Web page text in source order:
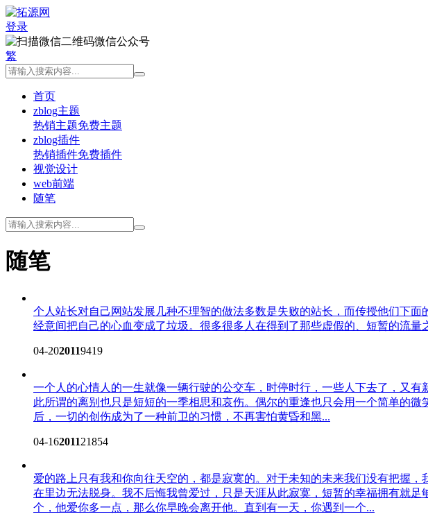
登录
微信公众号
繁
首页
zblog主题
热销主题免费主题
zblog插件
热销插件免费插件
视觉设计
web前端
随笔
随笔
个人站长对自己网站发展几种不理智的做法多数是失败的站长，而传授他们下
经意间把自己的心血变成了垃圾。很多很多人在得到了那些虚假的、短暂的流
04-2020119419
一个人的心情人的一生就像一辆行驶的公交车，时停时行，一些人下去了，又
此所谓的离别也只是短短的一季相思和哀伤。偶尔的重逢也只会用一个简单的
后，一切的创伤成为了一种前卫的习惯，不再害怕黄昏和黑...
04-16201121854
爱的路上只有我和你向往天空的，都是寂寞的。对于未知的未来我们没有把握
在里边无法脱身。我不后悔我曾爱过，只是天涯从此寂寞，短暂的幸福拥有就
个，他爱你多一点，那么你早晚会离开他。直到有一天，你遇到一个...